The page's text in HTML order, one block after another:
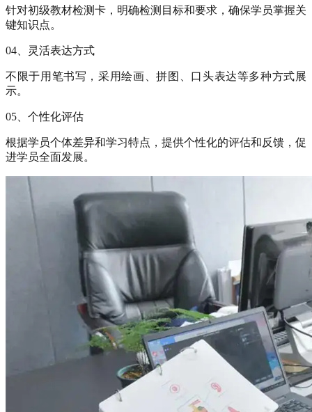
针对初级教材检测卡，明确检测目标和要求，确保学员掌握关
键知识点。
04、灵活表达方式
不限于用笔书写，采用绘画、拼图、口头表达等多种方式展
示。
05、个性化评估
根据学员个体差异和学习特点，提供个性化的评估和反馈，促
进学员全面发展。